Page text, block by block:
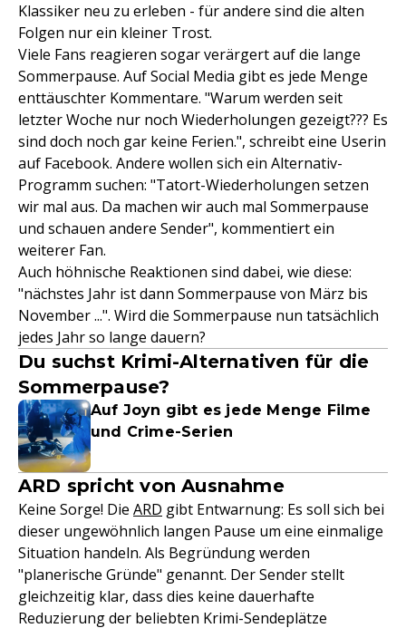
Klassiker neu zu erleben - für andere sind die alten
Folgen nur ein kleiner Trost.
Viele Fans reagieren sogar verärgert auf die lange
Sommerpause. Auf Social Media gibt es jede Menge
enttäuschter Kommentare. "Warum werden seit
letzter Woche nur noch Wiederholungen gezeigt??? Es
sind doch noch gar keine Ferien.", schreibt eine Userin
auf Facebook. Andere wollen sich ein Alternativ-
Programm suchen: "Tatort-Wiederholungen setzen
wir mal aus. Da machen wir auch mal Sommerpause
und schauen andere Sender", kommentiert ein
weiterer Fan.
Auch höhnische Reaktionen sind dabei, wie diese:
"nächstes Jahr ist dann Sommerpause von März bis
November ...". Wird die Sommerpause nun tatsächlich
jedes Jahr so lange dauern?
Du suchst Krimi-Alternativen für die
Sommerpause?
Auf Joyn gibt es jede Menge Filme
und Crime-Serien
ARD spricht von Ausnahme
Keine Sorge! Die ARD gibt Entwarnung: Es soll sich bei
dieser ungewöhnlich langen Pause um eine einmalige
Situation handeln. Als Begründung werden
"planerische Gründe" genannt. Der Sender stellt
gleichzeitig klar, dass dies keine dauerhafte
Reduzierung der beliebten Krimi-Sendeplätze